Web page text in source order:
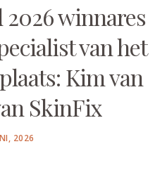
2026 winnares
van het
Kim van
SkinFix
2026